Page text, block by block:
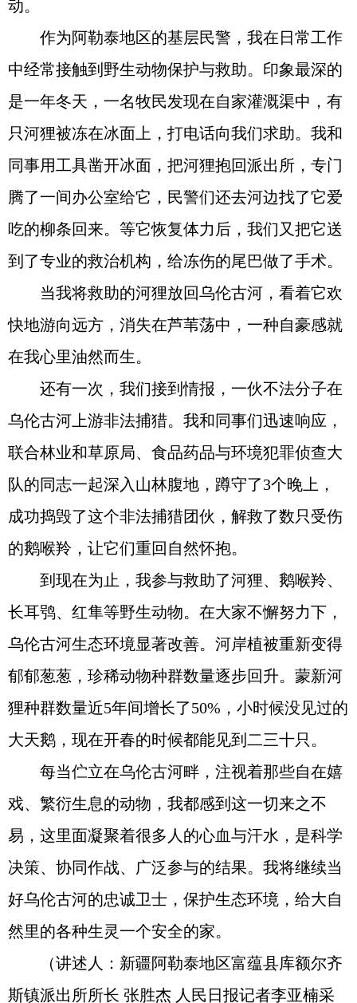
动。
作为阿勒泰地区的基层民警，我在日常工作
中经常接触到野生动物保护与救助。印象最深的
是一年冬天，一名牧民发现在自家灌溉渠中，有
只河狸被冻在冰面上，打电话向我们求助。我和
同事用工具凿开冰面，把河狸抱回派出所，专门
腾了一间办公室给它，民警们还去河边找了它爱
吃的柳条回来。等它恢复体力后，我们又把它送
到了专业的救治机构，给冻伤的尾巴做了手术。
当我将救助的河狸放回乌伦古河，看着它欢
快地游向远方，消失在芦苇荡中，一种自豪感就
在我心里油然而生。
还有一次，我们接到情报，一伙不法分子在
乌伦古河上游非法捕猎。我和同事们迅速响应，
联合林业和草原局、食品药品与环境犯罪侦查大
队的同志一起深入山林腹地，蹲守了3个晚上，
成功捣毁了这个非法捕猎团伙，解救了数只受伤
的鹅喉羚，让它们重回自然怀抱。
到现在为止，我参与救助了河狸、鹅喉羚、
长耳鸮、红隼等野生动物。在大家不懈努力下，
乌伦古河生态环境显著改善。河岸植被重新变得
郁郁葱葱，珍稀动物种群数量逐步回升。蒙新河
狸种群数量近5年间增长了50%，小时候没见过的
大天鹅，现在开春的时候都能见到二三十只。
每当伫立在乌伦古河畔，注视着那些自在嬉
戏、繁衍生息的动物，我都感到这一切来之不
易，这里面凝聚着很多人的心血与汗水，是科学
决策、协同作战、广泛参与的结果。我将继续当
好乌伦古河的忠诚卫士，保护生态环境，给大自
然里的各种生灵一个安全的家。
（讲述人：新疆阿勒泰地区富蕴县库额尔齐
斯镇派出所所长 张胜杰 人民日报记者李亚楠采